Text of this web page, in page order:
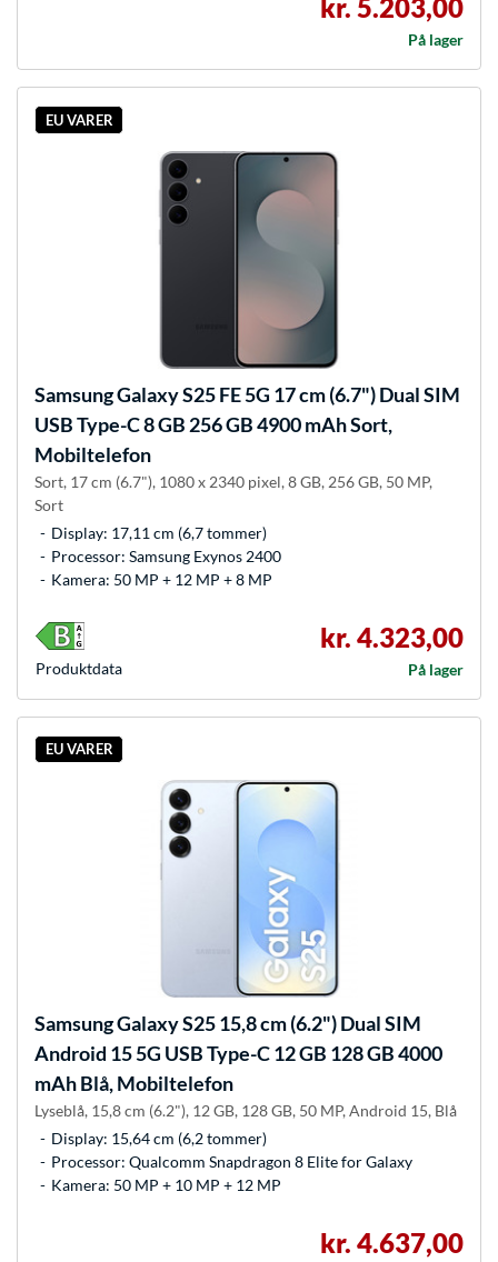
kr. 5.203,00
På lager
EU VARER
SamsungGalaxy S25 FE 5G 17 cm (6.7") Dual SIM
USB Type-C 8 GB 256 GB 4900 mAh Sort,
Mobiltelefon
Sort, 17 cm (6.7"), 1080 x 2340 pixel, 8 GB, 256 GB, 50 MP,
Sort
Display: 17,11 cm (6,7 tommer)
Processor: Samsung Exynos 2400
Kamera: 50 MP + 12 MP + 8 MP
kr. 4.323,00
På lager
Produkt­data
EU VARER
SamsungGalaxy S25 15,8 cm (6.2") Dual SIM
Android 15 5G USB Type-C 12 GB 128 GB 4000
mAh Blå, Mobiltelefon
Lyseblå, 15,8 cm (6.2"), 12 GB, 128 GB, 50 MP, Android 15, Blå
Display: 15,64 cm (6,2 tommer)
Processor: Qualcomm Snapdragon 8 Elite for Galaxy
Kamera: 50 MP + 10 MP + 12 MP
kr. 4.637,00